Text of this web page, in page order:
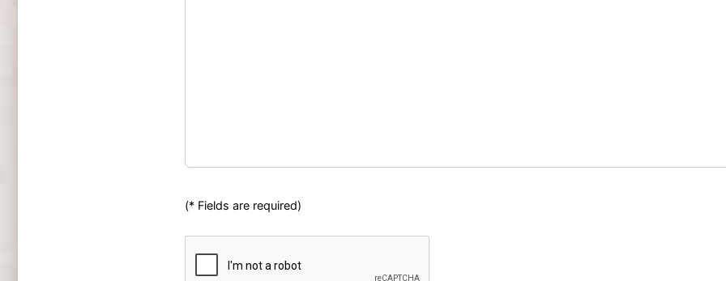
(* Fields are required)